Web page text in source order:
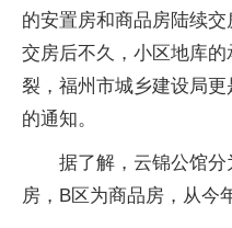
的安置房和商品房陆续交
交房后不久，小区地库
裂，福州市城乡建设局
的通知。
据了解，云锦公馆
房，B区为商品房，从今